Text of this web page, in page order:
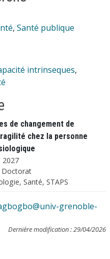
, Santé publique
intrinseques,
de changement de
chez la personne
2027
Doctorat
Santé, STAPS
grenoble-
Dernière modification : 29/04/2026